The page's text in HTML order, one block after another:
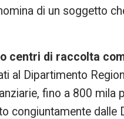
di un soggetto
centri di raccolta
al Dipartimento
fino a 800 mila
congiuntamente dalle